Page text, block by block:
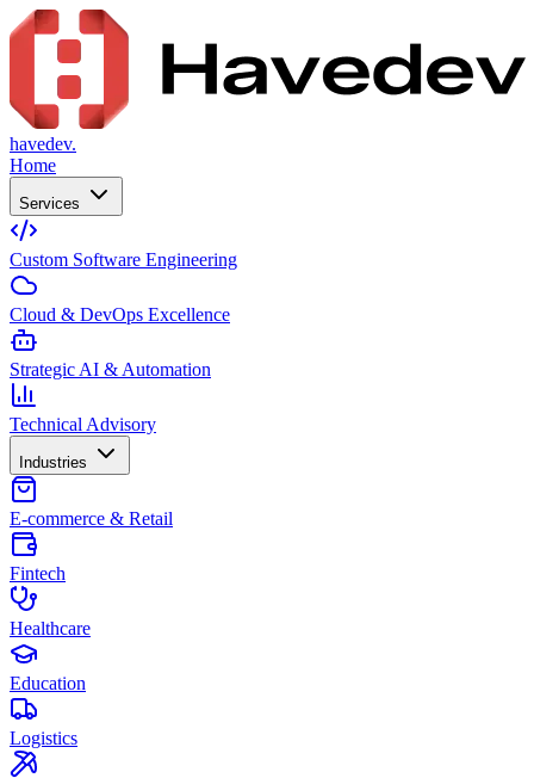
havedev.
Home
Services
Custom Software Engineering
Cloud & DevOps Excellence
Strategic AI & Automation
Technical Advisory
Industries
E-commerce & Retail
Fintech
Healthcare
Education
Logistics